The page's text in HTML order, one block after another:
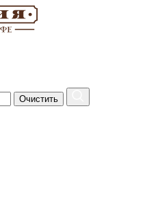
Очистить